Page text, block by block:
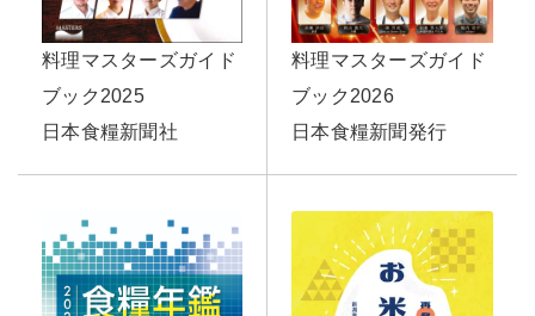
料理マスターズガイド
ブック2025
日本食糧新聞社
料理マスターズガイド
ブック2026
日本食糧新聞発行